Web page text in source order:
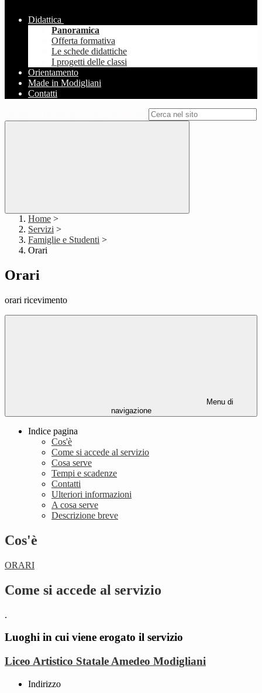
Didattica
Panoramica
Offerta formativa
Le schede didattiche
I progetti delle classi
Orientamento
Made in Modigliani
Contatti
Home >
Servizi >
Famiglie e Studenti >
Orari
Orari
orari ricevimento
Menu di
navigazione
Indice pagina
Cos'è
Come si accede al servizio
Cosa serve
Tempi e scadenze
Contatti
Ulteriori informazioni
A cosa serve
Descrizione breve
Cos'è
ORARI
Come si accede al servizio
.
Luoghi in cui viene erogato il servizio
Liceo Artistico Statale Amedeo Modigliani
Indirizzo